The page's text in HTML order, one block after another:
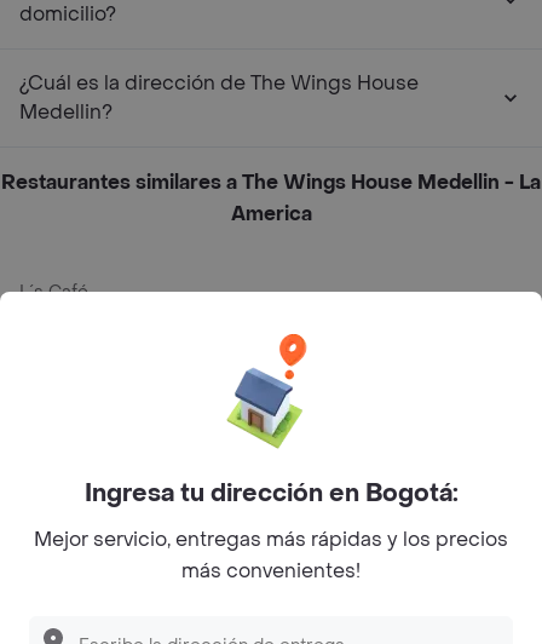
domicilio?
¿Cuál es la dirección de The Wings House
Medellin?
Restaurantes similares a The Wings House Medellin - La
America
L´s Café
Mercari - Postres
Myriam Camhi Co
Empanaditas de Pipian - Empanadas
Ingresa tu dirección en Bogotá:
Mejor servicio, entregas más rápidas y los precios
más convenientes!